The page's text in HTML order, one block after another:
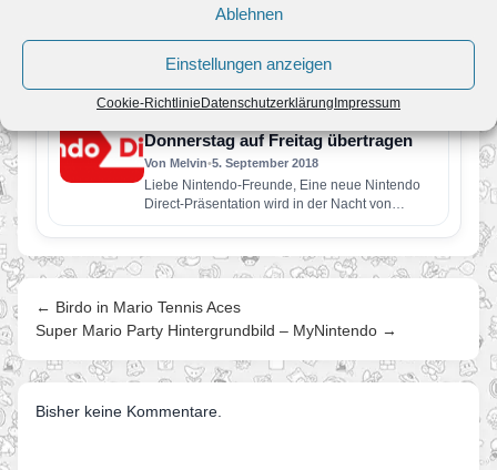
Ablehnen
Einstellungen anzeigen
Cookie-RichtlinieDatenschutzerklärungImpressum
8. Oktober 2018
Release von Super Mario Party. Für…
Eine neue Nintendo Direct-
Donnerstag auf Freitag übertragen
Von Melvin•5. September 2018
Liebe Nintendo-Freunde, Eine neue Nintendo
Direct-Präsentation wird in der Nacht von
Donnerstag auf Freitag übertragen Im
Mittelpunkt der…
← Birdo in Mario Tennis Aces
Super Mario Party Hintergrundbild – MyNintendo →
Bisher keine Kommentare.